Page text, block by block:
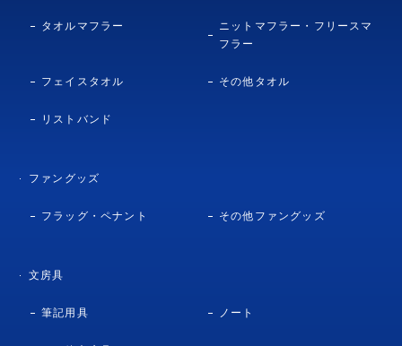
タオルマフラー
ニットマフラー・フリースマ
フラー
フェイスタオル その他タオル
リストバンド
ファングッズ
フラッグ・ペナント その他ファングッズ
文房具
筆記用具 ノート